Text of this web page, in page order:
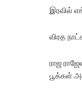
இரவில்
விரத
ராஜ
பூக்கள்